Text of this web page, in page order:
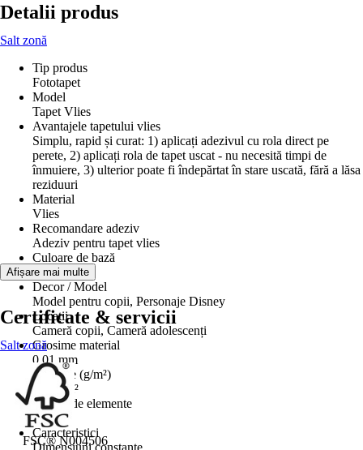
Detalii produs
Salt zonă
Tip produs
Fototapet
Model
Tapet Vlies
Avantajele tapetului vlies
Simplu, rapid și curat: 1) aplicați adezivul cu rola direct pe
perete, 2) aplicați rola de tapet uscat - nu necesită timpi de
înmuiere, 3) ulterior poate fi îndepărtat în stare uscată, fără a lăsa
reziduuri
Material
Vlies
Recomandare adeziv
Adeziv pentru tapet vlies
Culoare de bază
Alb
Decor / Model
Model pentru copii, Personaje Disney
Locații
Cameră copii, Cameră adolescenți
Grosime material
0,01 mm
Greutate (g/m²)
120 g/m²
Număr de elemente
10
Caracteristici
Dimensiuni constante
Afișare mai multe
Certificate & servicii
Salt zonă
FSC® N004506